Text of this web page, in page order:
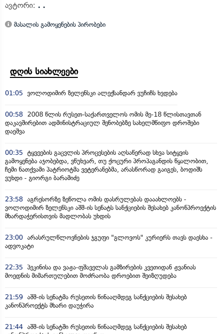
ავტორი: . .
მასალის გამოყენების პირობები
დღის სიახლეები
01:05 ვოლოდიმირ ზელენსკი ალექსანდარ ვუჩიჩს ხვდება
00:58
2008 წლის რუსეთ-საქართველოს ომის მე-18 წლისთავთან
დაკავშირებით ადმინისტრაციულ შენობებზე სახელმწიფო დროშები
დაეშვა
00:35 ტყვეების გაცვლის პროცესების აღსაწერად სხვა სიტყვის
გამოყენება აჯობებდა, ვწუხვარ, თუ ქოცური პროპაგანდის წყალობით,
ჩემი ნათქვამი პატრიოტმა ვეტერანებმა, არასწორად გაიგეს, ბოდიშს
ვუხდი - გიორგი ბარამიძე
23:58 აგრესორზე ზეწოლა ომის დასრულებას დააახლოებს -
ვოლოდიმირ ზელენსკი აშშ-ის სენატს სანქციების შესახებ კანონპროექტის
მხარდაჭერისთვის მადლობას უხდის
23:00 არასრულწლოვნების ჯგუფი "გლოვოს" კურიერს თავს დაესხა -
ადვოკატი
22:35 პეკინისა და ვაჟა-ფშაველას გამზირების კვეთიდან ჟვანიას
მოედნის მიმართულებით მოძრაობა დროებით შეიზღუდება
21:59 აშშ-ის სენატმა რუსეთის წინააღმდეგ სანქციების შესახებ
კანონპროექტს მხარი დაუჭირა
21:44 აშშ-ის სენატში რუსეთის წინააღმდეგ სანქციების შესახებ